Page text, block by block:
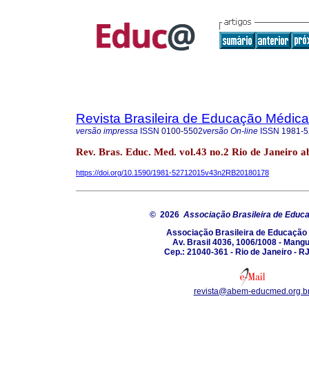
Revista Brasileira de Educação Médica
versão impressa ISSN 0100-5502versão On-line ISSN 1981-
Rev. Bras. Educ. Med. vol.43 no.2 Rio de Janeiro
https://doi.org/10.1590/1981-52712015v43n2RB20180178
© 2026 Associação Brasileira de
Associação Brasileira de Educação
Av. Brasil 4036, 1006/1008 -
Cep.: 21040-361 - Rio de Janeiro -
revista@abem-